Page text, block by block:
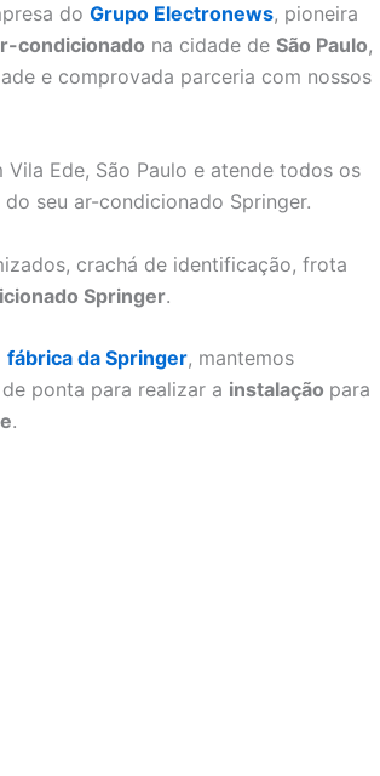
do Grupo Electronews, pioneira
condicionado na cidade de São Paulo,
e comprovada parceria com nossos
Vila Ede, São Paulo e atende todos os
seu ar-condicionado Springer.
crachá de identificação, frota
Springer.
fábrica da Springer, mantemos
ponta para realizar a instalação para
.